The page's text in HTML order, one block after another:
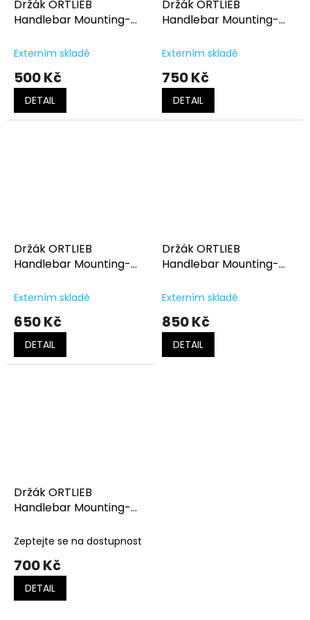
Držák ORTLIEB
Handlebar Mounting-
Externím skladě
500 Kč
DETAIL
Držák ORTLIEB
Handlebar Mounting-
Externím skladě
750 Kč
DETAIL
Držák ORTLIEB
Handlebar Mounting-
Externím skladě
650 Kč
DETAIL
Držák ORTLIEB
Handlebar Mounting-
Externím skladě
850 Kč
DETAIL
Držák ORTLIEB
Handlebar Mounting-
Zeptejte se na dostupnost
700 Kč
DETAIL